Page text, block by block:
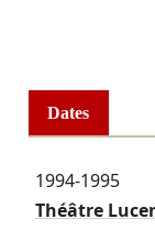
Dates
1994-1995
Théâtre